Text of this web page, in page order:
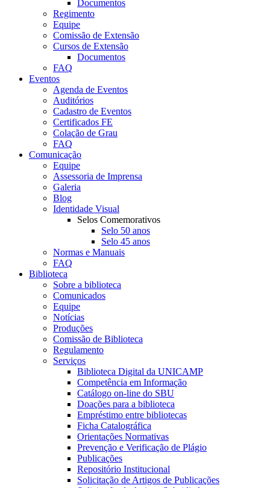
Documentos
Regimento
Equipe
Comissão de Extensão
Cursos de Extensão
Documentos
FAQ
Eventos
Agenda de Eventos
Auditórios
Cadastro de Eventos
Certificados FE
Colação de Grau
FAQ
Comunicação
Equipe
Assessoria de Imprensa
Galeria
Blog
Identidade Visual
Selos Comemorativos
Selo 50 anos
Selo 45 anos
Normas e Manuais
FAQ
Biblioteca
Sobre a biblioteca
Comunicados
Equipe
Notícias
Produções
Comissão de Biblioteca
Regulamento
Serviços
Biblioteca Digital da UNICAMP
Competência em Informação
Catálogo on-line do SBU
Doações para a biblioteca
Empréstimo entre bibliotecas
Ficha Catalográfica
Orientações Normativas
Prevenção e Verificação de Plágio
Publicações
Repositório Institucional
Solicitação de Artigos de Publicações